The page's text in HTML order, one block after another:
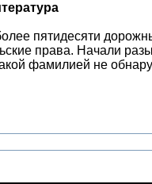
пятидесяти
права. Начали
фамилией не